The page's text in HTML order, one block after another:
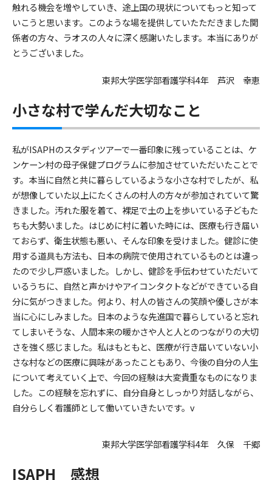
触れる機会を増やしていき、途上国の現状についてもっと知って
いこうと思います。このような場を提供していたただきました関
係者の方々、ラオスの人々に深く感謝いたします。本当にありが
とうございました。
東邦大学医学部看護学科4年 芦沢 幸恵
小さな村で学んだ大切なこと
私がISAPHのスタディツアーで一番印象に残っていることは、ケ
ンケーン村の母子保健プログラムに参加させていただいたことで
す。本当に自然と共に暮らしているような小さな村でしたが、私
が想像していた以上にたくさんの村人の方々が参加されていて驚
きました。汚れた服を着て、裸足で土の上を歩いている子どもた
ちも大勢いました。はじめに村に着いた時には、医療も行き届い
ておらず、衛生状態も悪い、そんな印象を受けました。健診に使
用する道具も方法も、日本の病院で使用されているものとは違っ
たので少し戸惑いました。しかし、健診を手伝わせていただいて
いるうちに、自然と声かけやアイコンタクトなどができている自
分に気がつきました。何より、村人の皆さんの笑顔や優しさが本
当に心にしみました。日本のような先進国で暮らしていると忘れ
てしまいそうな、人間本来の暖かさや人と人とのつながりの大切
さを強く感じました。私はもともと、医療が行き届いていない小
さな村などの医療に興味があったこともあり、今後の自分の人生
について考えていく上で、今回の経験は大変貴重なものになりま
した。この経験を忘れずに、自分自身としっかり対話しながら、
自分らしく看護師として働いていきたいです。v
東邦大学医学部看護学科4年 久保 千郷
ISAPH 感想